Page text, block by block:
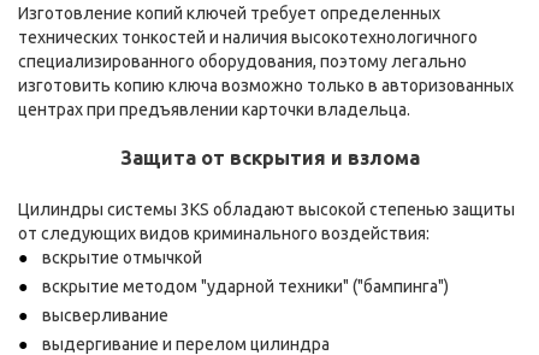
Изготовление копий ключей требует определенных
технических тонкостей и наличия высокотехнологичного
специализированного оборудования, поэтому легально
изготовить копию ключа возможно только в авторизованных
центрах при предъявлении карточки владельца.
Защита от вскрытия и взлома
Цилиндры системы 3KS обладают высокой степенью защиты
от следующих видов криминального воздействия:
вскрытие отмычкой
вскрытие методом "ударной техники" ("бампинга")
высверливание
выдергивание и перелом цилиндра